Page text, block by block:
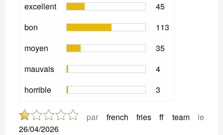
excellent
45
bon
113
moyen
35
mauvais
4
horrible
3
par french fries ff teamle
26/04/2026